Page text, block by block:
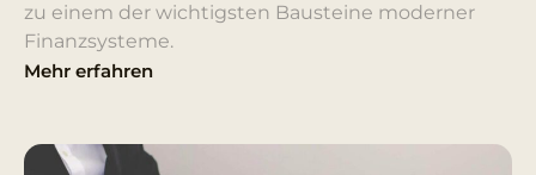
zu einem der wichtigsten Bausteine moderner
Finanzsysteme.
Mehr erfahren